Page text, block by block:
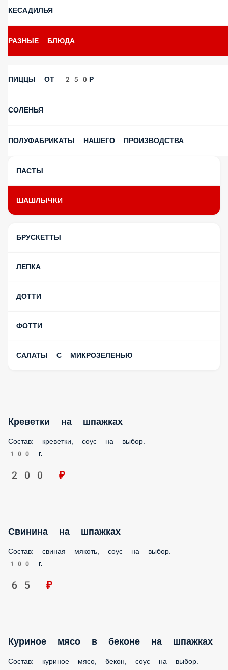
КЕСАДИЛЬЯ
РАЗНЫЕ БЛЮДА
ПИЦЦЫ ОТ 250Р
СОЛЕНЬЯ
ПОЛУФАБРИКАТЫ НАШЕГО ПРОИЗВОДСТВА
ПАСТЫ
ШАШЛЫЧКИ
БРУСКЕТТЫ
ЛЕПКА
ДОТТИ
ФОТТИ
САЛАТЫ С МИКРОЗЕЛЕНЬЮ
Креветки на шпажках
Состав: креветки, соус на выбор.
100 г.
200 ₽
Свинина на шпажках
Состав: свиная мякоть, соус на выбор.
100 г.
65 ₽
Куриное мясо в беконе на шпажках
Состав: куриное мясо, бекон, соус на выбор.